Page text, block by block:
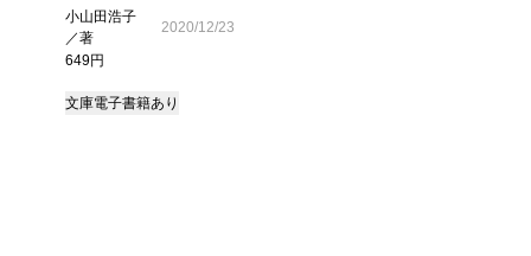
小山田浩子
／著
649円
2020/12/23
文庫電子書籍あり